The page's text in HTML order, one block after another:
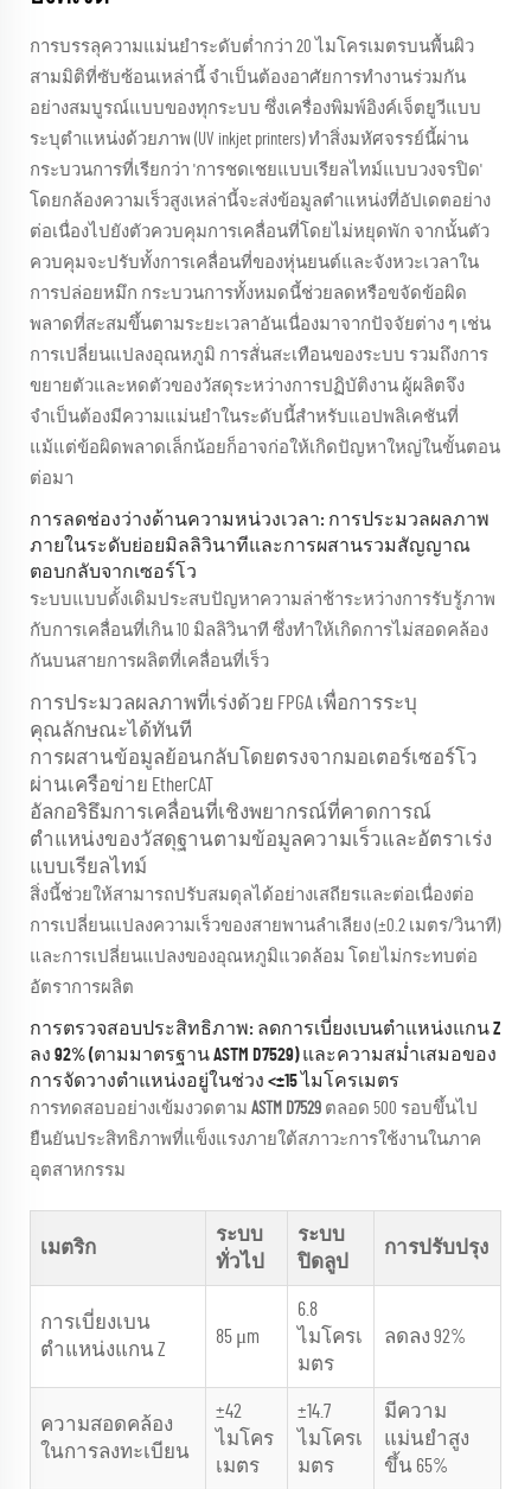
การบรรลุความแม่นยำระดับต่ำกว่า 20 ไมโครเมตรบนพื้นผิว
สามมิติที่ซับซ้อนเหล่านี้ จำเป็นต้องอาศัยการทำงานร่วมกัน
อย่างสมบูรณ์แบบของทุกระบบ ซึ่งเครื่องพิมพ์อิงค์เจ็ตยูวีแบบ
ระบุตำแหน่งด้วยภาพ (UV inkjet printers) ทำสิ่งมหัศจรรย์นี้ผ่าน
กระบวนการที่เรียกว่า 'การชดเชยแบบเรียลไทม์แบบวงจรปิด'
โดยกล้องความเร็วสูงเหล่านี้จะส่งข้อมูลตำแหน่งที่อัปเดตอย่าง
ต่อเนื่องไปยังตัวควบคุมการเคลื่อนที่โดยไม่หยุดพัก จากนั้นตัว
ควบคุมจะปรับทั้งการเคลื่อนที่ของหุ่นยนต์และจังหวะเวลาใน
การปล่อยหมึก กระบวนการทั้งหมดนี้ช่วยลดหรือขจัดข้อผิด
พลาดที่สะสมขึ้นตามระยะเวลาอันเนื่องมาจากปัจจัยต่าง ๆ เช่น
การเปลี่ยนแปลงอุณหภูมิ การสั่นสะเทือนของระบบ รวมถึงการ
ขยายตัวและหดตัวของวัสดุระหว่างการปฏิบัติงาน ผู้ผลิตจึง
จำเป็นต้องมีความแม่นยำในระดับนี้สำหรับแอปพลิเคชันที่
แม้แต่ข้อผิดพลาดเล็กน้อยก็อาจก่อให้เกิดปัญหาใหญ่ในขั้นตอน
ต่อมา
การลดช่องว่างด้านความหน่วงเวลา: การประมวลผลภาพ
ภายในระดับย่อยมิลลิวินาทีและการผสานรวมสัญญาณ
ตอบกลับจากเซอร์โว
ระบบแบบดั้งเดิมประสบปัญหาความล่าช้าระหว่างการรับรู้ภาพ
กับการเคลื่อนที่เกิน 10 มิลลิวินาที ซึ่งทำให้เกิดการไม่สอดคล้อง
กันบนสายการผลิตที่เคลื่อนที่เร็ว
การประมวลผลภาพที่เร่งด้วย FPGA เพื่อการระบุ
คุณลักษณะได้ทันที
การผสานข้อมูลย้อนกลับโดยตรงจากมอเตอร์เซอร์โว
ผ่านเครือข่าย EtherCAT
อัลกอริธึมการเคลื่อนที่เชิงพยากรณ์ที่คาดการณ์
ตำแหน่งของวัสดุฐานตามข้อมูลความเร็วและอัตราเร่ง
แบบเรียลไทม์
สิ่งนี้ช่วยให้สามารถปรับสมดุลได้อย่างเสถียรและต่อเนื่องต่อ
การเปลี่ยนแปลงความเร็วของสายพานลำเลียง (±0.2 เมตร/วินาที)
และการเปลี่ยนแปลงของอุณหภูมิแวดล้อม โดยไม่กระทบต่อ
อัตราการผลิต
การตรวจสอบประสิทธิภาพ: ลดการเบี่ยงเบนตำแหน่งแกน Z
ลง 92% (ตามมาตรฐาน ASTM D7529) และความสม่ำเสมอของ
การจัดวางตำแหน่งอยู่ในช่วง <±15 ไมโครเมตร
การทดสอบอย่างเข้มงวดตาม ASTM D7529 ตลอด 500 รอบขึ้นไป
ยืนยันประสิทธิภาพที่แข็งแรงภายใต้สภาวะการใช้งานในภาค
อุตสาหกรรม
เมตริก
ระบบ
ทั่วไป
ระบบ
ปิดลูป
การปรับปรุง
การเบี่ยงเบน
ตำแหน่งแกน Z
85 μm
6.8
ไมโครเ
มตร
ลดลง 92%
ความสอดคล้อง
ในการลงทะเบียน
±42
ไมโคร
เมตร
±14.7
ไมโครเ
มตร
มีความ
แม่นยำสูง
ขึ้น 65%